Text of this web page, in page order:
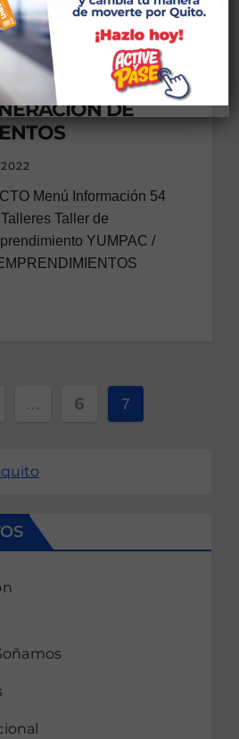
TALLERES PACTO
Juvenil
DE
Menú Información 54
Taller de
YUMPAC /
… 6 7